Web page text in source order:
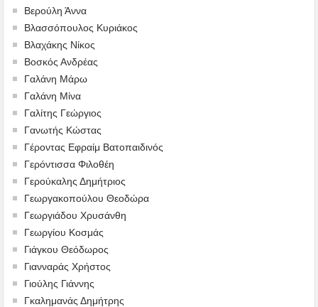
Βερούλη Άννα
Βλασσόπουλος Κυριάκος
Βλαχάκης Νίκος
Βοσκός Ανδρέας
Γαλάνη Μάρω
Γαλάνη Μίνα
Γαλίτης Γεώργιος
Γανωτής Κώστας
Γέροντας Εφραίμ Βατοπαιδινός
Γερόντισσα Φιλοθέη
Γερούκαλης Δημήτριος
Γεωργακοπούλου Θεοδώρα
Γεωργιάδου Χρυσάνθη
Γεωργίου Κοσμάς
Γιάγκου Θεόδωρος
Γιανναράς Χρήστος
Γιούλης Γιάννης
Γκαλημανάς Δημήτρης